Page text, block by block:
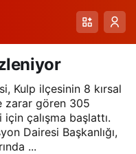
Kulp ilçesinin 8 kırsal
zarar gören 305
çalışma başlattı.
Dairesi Başkanlığı,
...
Paylaş